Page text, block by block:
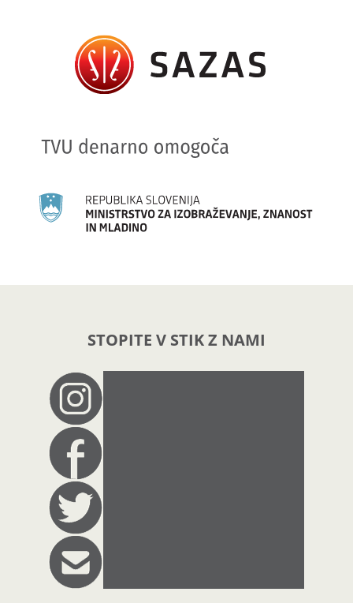
STOPITE V STIK Z NAMI